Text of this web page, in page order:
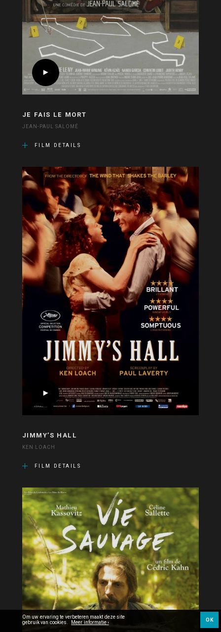
JE FAIS LE MORT
JEAN-PAUL SALOMÉ
FILM DETAILS
JIMMY’S HALL
KEN LOACH
FILM DETAILS
Om uw ervaring te verbeteren maakt deze site
gebruik van cookies. Meer informatie › OK